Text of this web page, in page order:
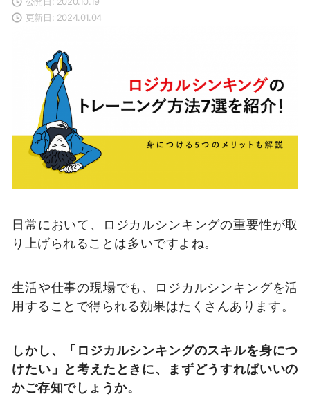
更新日: 2024.01.04
日常において、ロジカルシンキングの重要性が取
り上げられることは多いですよね。
生活や仕事の現場でも、ロジカルシンキングを活
用することで得られる効果はたくさんあります。
しかし、「ロジカルシンキングのスキルを身につ
けたい」と考えたときに、まずどうすればいいの
かご存知でしょうか。